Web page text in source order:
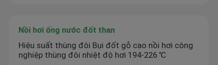
Nồi hơi ống nước đốt than
Hiệu suất thùng đôi Bụi đốt gỗ cao nồi hơi công
nghiệp thùng đôi nhiệt độ hơi 194-226 ℃